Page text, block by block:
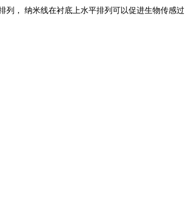
列， 纳米线在衬底上水平排列可以促进生物传感过